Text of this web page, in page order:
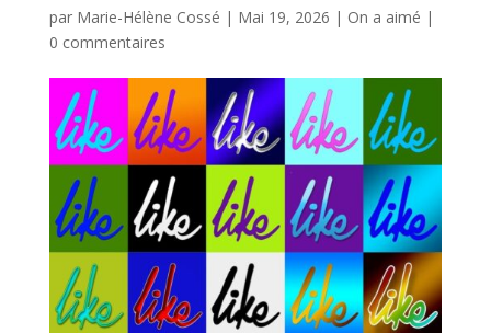
par Marie-Hélène Cossé | Mai 19, 2026 | On a aimé |
0 commentaires